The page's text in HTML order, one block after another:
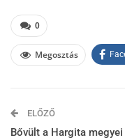
0
Megosztás
ELŐZŐ
Bővült a Hargita megyei